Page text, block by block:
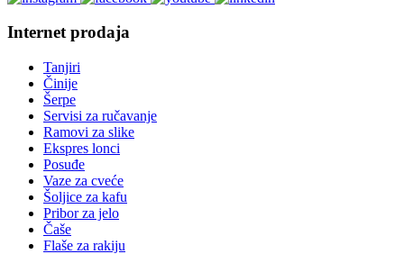
Internet prodaja
Tanjiri
Činije
Šerpe
Servisi za ručavanje
Ramovi za slike
Ekspres lonci
Posuđe
Vaze za cveće
Šoljice za kafu
Pribor za jelo
Čaše
Flaše za rakiju